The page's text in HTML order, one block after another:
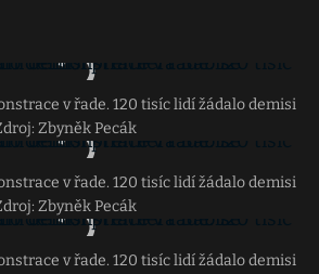
v řade. 120 tisíc lidí žádalo demisi
Zbyněk Pecák
v řade. 120 tisíc lidí žádalo demisi
Zbyněk Pecák
v řade. 120 tisíc lidí žádalo demisi